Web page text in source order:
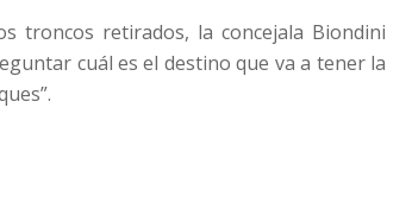
troncos retirados, la concejala Biondini
cuál es el destino que va a tener la